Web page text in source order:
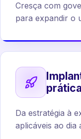
Cresça com
para expandir o
Da estratégia à
aplicáveis ao dia